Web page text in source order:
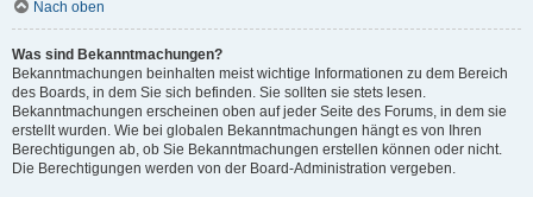
Nach oben
Was sind Bekanntmachungen?
Bekanntmachungen beinhalten meist wichtige Informationen zu dem Bereich
des Boards, in dem Sie sich befinden. Sie sollten sie stets lesen.
Bekanntmachungen erscheinen oben auf jeder Seite des Forums, in dem sie
erstellt wurden. Wie bei globalen Bekanntmachungen hängt es von Ihren
Berechtigungen ab, ob Sie Bekanntmachungen erstellen können oder nicht.
Die Berechtigungen werden von der Board-Administration vergeben.